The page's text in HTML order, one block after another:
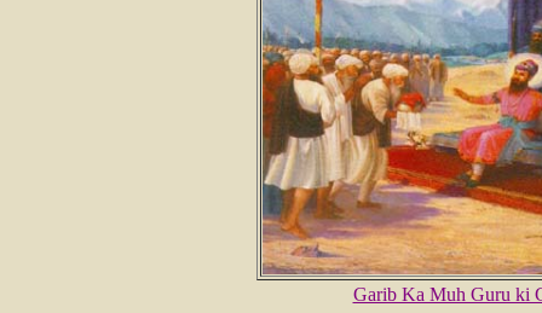
Garib Ka Muh Guru ki